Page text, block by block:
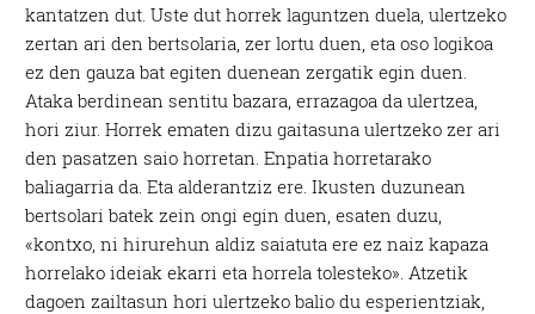
kantatzen dut. Uste dut horrek laguntzen duela, ulertzeko
zertan ari den bertsolaria, zer lortu duen, eta oso logikoa
ez den gauza bat egiten duenean zergatik egin duen.
Ataka berdinean sentitu bazara, errazagoa da ulertzea,
hori ziur. Horrek ematen dizu gaitasuna ulertzeko zer ari
den pasatzen saio horretan. Enpatia horretarako
baliagarria da. Eta alderantziz ere. Ikusten duzunean
bertsolari batek zein ongi egin duen, esaten duzu,
«kontxo, ni hirurehun aldiz saiatuta ere ez naiz kapaza
horrelako ideiak ekarri eta horrela tolesteko». Atzetik
dagoen zailtasun hori ulertzeko balio du esperientziak,